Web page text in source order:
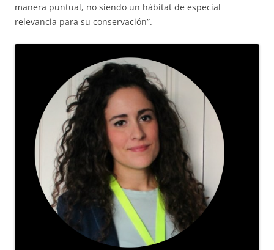
manera puntual, no siendo un hábitat de especial
relevancia para su conservación”.